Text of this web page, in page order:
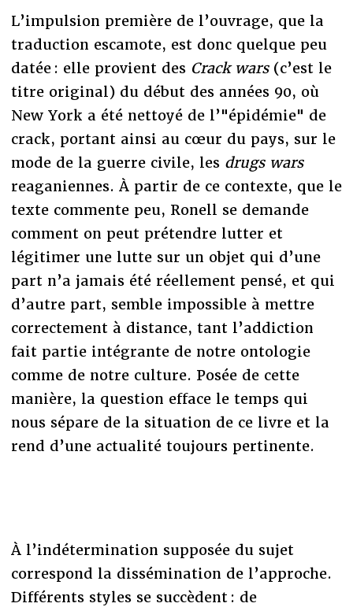
L’impulsion première de l’ouvrage, que la
traduction escamote, est donc quelque peu
datée : elle provient des Crack wars(c’est le
titre original) du début des années 90, où
New York a été nettoyé de l’"épidémie" de
crack, portant ainsi au cœur du pays, sur le
mode de la guerre civile, les drugs wars
reaganiennes. À partir de ce contexte, que le
texte commente peu, Ronell se demande
comment on peut prétendre lutter et
légitimer une lutte sur un objet qui d’une
part n’a jamais été réellement pensé, et qui
d’autre part, semble impossible à mettre
correctement à distance, tant l’addiction
fait partie intégrante de notre ontologie
comme de notre culture. Posée de cette
manière, la question efface le temps qui
nous sépare de la situation de ce livre et la
rend d’une actualité toujours pertinente.
À l’indétermination supposée du sujet
correspond la dissémination de l’approche.
Différents styles se succèdent : de